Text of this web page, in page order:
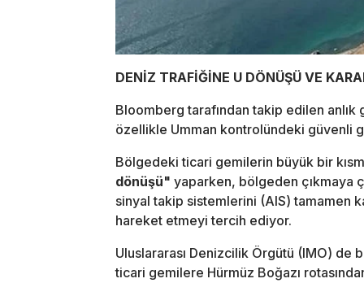
DENİZ TRAFİĞİNE U DÖNÜŞÜ VE
Bloomberg tarafından takip edilen
özellikle Umman kontrolündeki güvenli
Bölgedeki ticari gemilerin büyük bir
dönüşü" yaparken, bölgeden çıkmaya
sinyal takip sistemlerini (AIS) tamamen
hareket etmeyi tercih ediyor.
Uluslararası Denizcilik Örgütü (IMO) de
ticari gemilere Hürmüz Boğazı